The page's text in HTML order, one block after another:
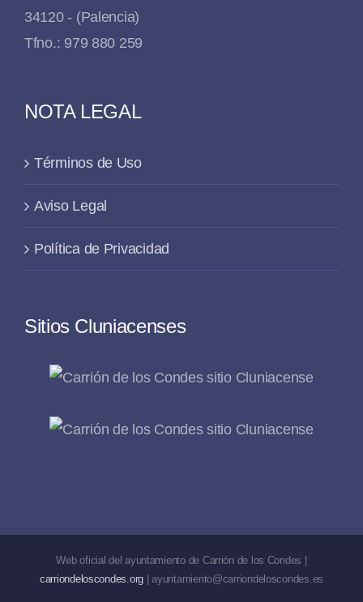
34120 - (Palencia)
Tfno.: 979 880 259
NOTA LEGAL
Términos de Uso
Aviso Legal
Política de Privacidad
Sitios Cluniacenses
Web oficial del ayuntamiento de Carrión de los Condes |
carriondeloscondes.org | ayuntamiento@carriondeloscondes.es